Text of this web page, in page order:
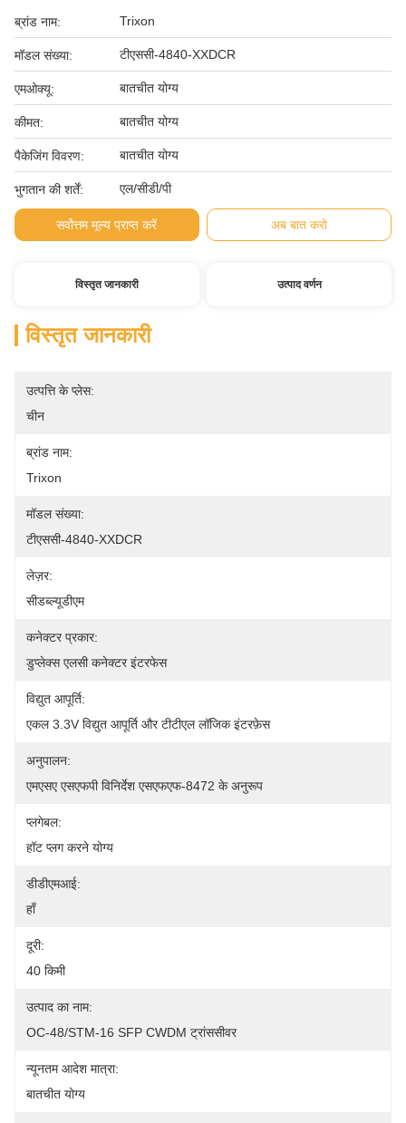
ब्रांड नाम: Trixon
मॉडल संख्या: टीएससी-4840-XXDCR
एमओक्यू: बातचीत योग्य
कीमत: बातचीत योग्य
पैकेजिंग विवरण: बातचीत योग्य
भुगतान की शर्तें: एल/सीडी/पी
सर्वोत्तम मूल्य प्राप्त करें अब बात करो
विस्तृत जानकारी उत्पाद वर्णन
विस्तृत जानकारी
उत्पत्ति के प्लेस:
चीन
ब्रांड नाम:
Trixon
मॉडल संख्या:
टीएससी-4840-XXDCR
लेज़र:
सीडब्ल्यूडीएम
कनेक्टर प्रकार:
डुप्लेक्स एलसी कनेक्टर इंटरफेस
विद्युत आपूर्ति:
एकल 3.3V विद्युत आपूर्ति और टीटीएल लॉजिक इंटरफ़ेस
अनुपालन:
एमएसए एसएफपी विनिर्देश एसएफएफ-8472 के अनुरूप
प्लगेबल:
हॉट प्लग करने योग्य
डीडीएमआई:
हाँ
दूरी:
40 किमी
उत्पाद का नाम:
OC-48/STM-16 SFP CWDM ट्रांससीवर
न्यूनतम आदेश मात्रा:
बातचीत योग्य